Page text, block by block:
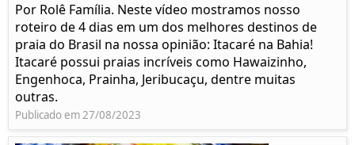
Por Rolê Família. Neste vídeo mostramos nosso
roteiro de 4 dias em um dos melhores destinos de
praia do Brasil na nossa opinião: Itacaré na Bahia!
Itacaré possui praias incríveis como Hawaizinho,
Engenhoca, Prainha, Jeribucaçu, dentre muitas
outras.
Publicado em 27/08/2023